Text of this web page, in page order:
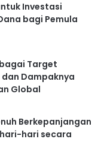
Investasi
bagi Pemula
Target
Dampaknya
Global
Berkepanjangan
hari secara